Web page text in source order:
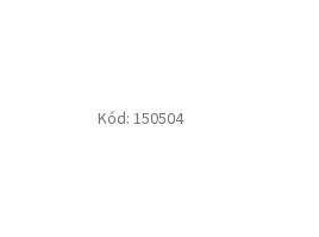
Kód: 150504